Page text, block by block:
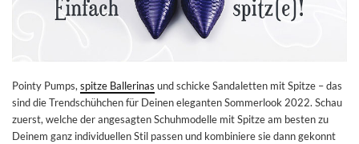
Pointy Pumps,spitze Ballerinas und schicke Sandaletten mit Spitze – das
sind die Trendschühchen für Deinen eleganten Sommerlook 2022. Schau
zuerst, welche der angesagten Schuhmodelle mit Spitze am besten zu
Deinem ganz individuellen Stil passen und kombiniere sie dann gekonnt